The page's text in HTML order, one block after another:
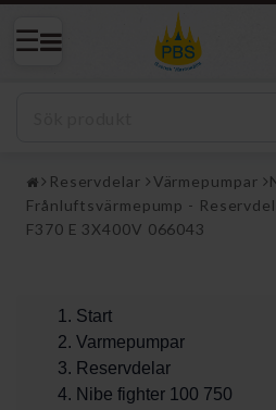
Reservdelar Värmepumpar
Frånluftsvärmepump -
F370 E 3X400V 066043
Start
Varmepumpar
Reservdelar
Nibe fighter 100 750